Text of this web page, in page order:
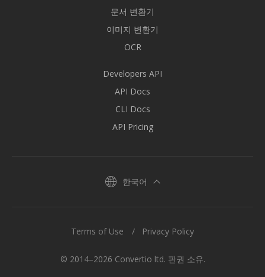
문서 변환기
이미지 변환기
OCR
Developers API
API Docs
CLI Docs
API Pricing
한국어
© 2014–2026 Convertio ltd. 판권 소유.
Terms of Use Privacy Policy